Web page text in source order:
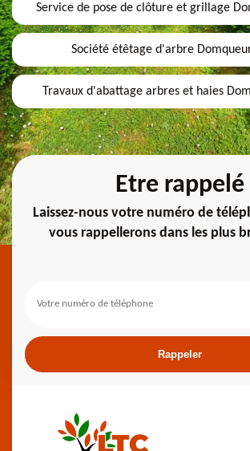
Service de pose de clôture et grillage
Société étêtage d'arbre
Travaux d'abattage arbres et haies
Etre rappelé
Laissez-nous votre numéro de
vous rappellerons dans les plus